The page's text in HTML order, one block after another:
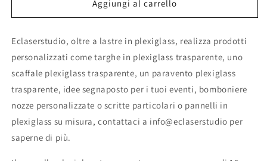
plexiglass
15
mm
targhe
personalizzate
scaffale
tavolo
paravento
plexiglass,
Pannelli
plexiglass
15
mm
targhe
personalizzate
scaffale
paravento
Aggiungi al carrello
Eclaserstudio, oltre a lastre in plexiglass, realizza prodotti
personalizzati come targhe in plexiglass trasparente, uno
scaffale plexiglass trasparente, un paravento plexiglass
trasparente, idee segnaposto per i tuoi eventi, bomboniere
nozze personalizzate o scritte particolari o pannelli in
plexiglass su misura, contattaci a info@eclaserstudio per
saperne di più.